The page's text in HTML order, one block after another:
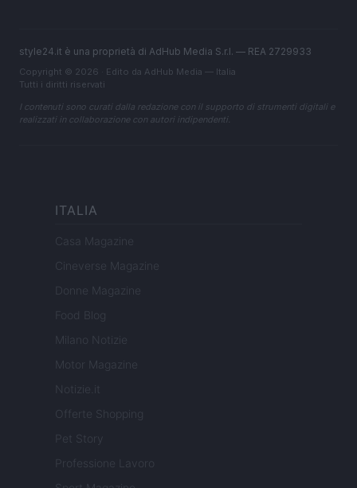
style24.it è una proprietà di AdHub Media S.r.l. — REA 2729933
Copyright © 2026 · Edito da AdHub Media — Italia
Tutti i diritti riservati
I contenuti sono curati dalla redazione con il supporto di strumenti digitali e
realizzati in collaborazione con autori indipendenti.
ITALIA
Casa Magazine
Cineverse Magazine
Donne Magazine
Food Blog
Milano Notizie
Motor Magazine
Notizie.it
Offerte Shopping
Pet Story
Professione Lavoro